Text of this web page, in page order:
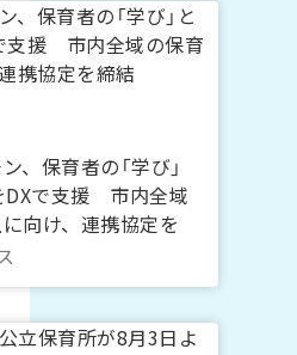
、保育者の「学び」
DXで支援 市内全域
向け、連携協定を